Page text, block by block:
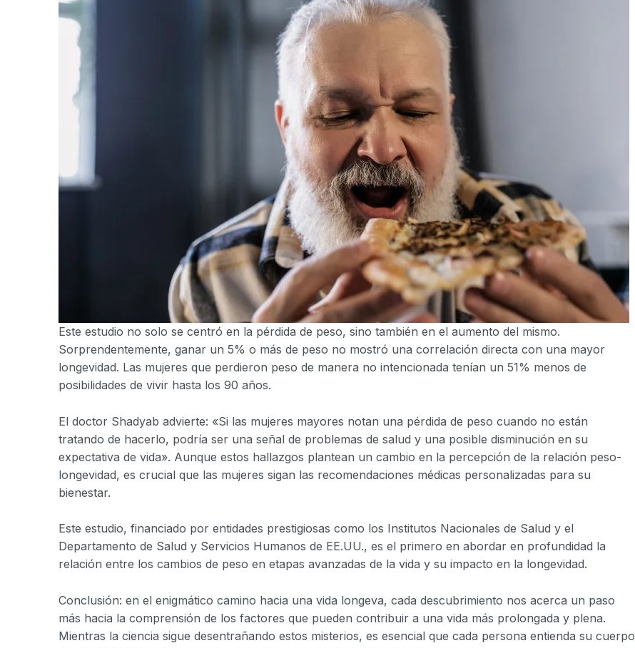
Este estudio no solo se centró en la pérdida de peso, sino también en el aumento del mismo.
Sorprendentemente, ganar un 5% o más de peso no mostró una correlación directa con una mayor
longevidad. Las mujeres que perdieron peso de manera no intencionada tenían un 51% menos de
posibilidades de vivir hasta los 90 años.
El doctor Shadyab advierte: «Si las mujeres mayores notan una pérdida de peso cuando no están
tratando de hacerlo, podría ser una señal de problemas de salud y una posible disminución en su
expectativa de vida». Aunque estos hallazgos plantean un cambio en la percepción de la relación peso-
longevidad, es crucial que las mujeres sigan las recomendaciones médicas personalizadas para su
bienestar.
Este estudio, financiado por entidades prestigiosas como los Institutos Nacionales de Salud y el
Departamento de Salud y Servicios Humanos de EE.UU., es el primero en abordar en profundidad la
relación entre los cambios de peso en etapas avanzadas de la vida y su impacto en la longevidad.
Conclusión: en el enigmático camino hacia una vida longeva, cada descubrimiento nos acerca un paso
más hacia la comprensión de los factores que pueden contribuir a una vida más prolongada y plena.
Mientras la ciencia sigue desentrañando estos misterios, es esencial que cada persona entienda su cuerpo